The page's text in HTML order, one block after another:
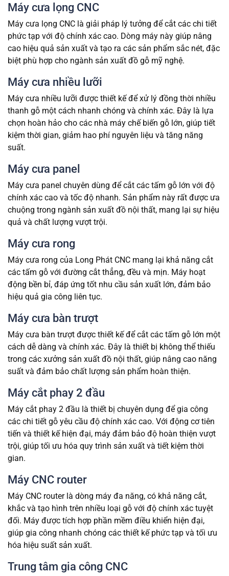
Máy cưa lọng CNC
Máy cưa lọng CNC là giải pháp lý tưởng để cắt các chi tiết
phức tạp với độ chính xác cao. Dòng máy này giúp nâng
cao hiệu quả sản xuất và tạo ra các sản phẩm sắc nét, đặc
biệt phù hợp cho ngành sản xuất đồ gỗ mỹ nghệ.
Máy cưa nhiều lưỡi
Máy cưa nhiều lưỡi được thiết kế để xử lý đồng thời nhiều
thanh gỗ một cách nhanh chóng và chính xác. Đây là lựa
chọn hoàn hảo cho các nhà máy chế biến gỗ lớn, giúp tiết
kiệm thời gian, giảm hao phí nguyên liệu và tăng năng
suất.
Máy cưa panel
Máy cưa panel chuyên dùng để cắt các tấm gỗ lớn với độ
chính xác cao và tốc độ nhanh. Sản phẩm này rất được ưa
chuộng trong ngành sản xuất đồ nội thất, mang lại sự hiệu
quả và chất lượng vượt trội.
Máy cưa rong
Máy cưa rong của Long Phát CNC mang lại khả năng cắt
các tấm gỗ với đường cắt thẳng, đều và mịn. Máy hoạt
động bền bỉ, đáp ứng tốt nhu cầu sản xuất lớn, đảm bảo
hiệu quả gia công liên tục.
Máy cưa bàn trượt
Máy cưa bàn trượt được thiết kế để cắt các tấm gỗ lớn một
cách dễ dàng và chính xác. Đây là thiết bị không thể thiếu
trong các xưởng sản xuất đồ nội thất, giúp nâng cao năng
suất và đảm bảo chất lượng sản phẩm hoàn thiện.
Máy cắt phay 2 đầu
Máy cắt phay 2 đầu là thiết bị chuyên dụng để gia công
các chi tiết gỗ yêu cầu độ chính xác cao. Với động cơ tiên
tiến và thiết kế hiện đại, máy đảm bảo độ hoàn thiện vượt
trội, giúp tối ưu hóa quy trình sản xuất và tiết kiệm thời
gian.
Máy CNC router
Máy CNC router là dòng máy đa năng, có khả năng cắt,
khắc và tạo hình trên nhiều loại gỗ với độ chính xác tuyệt
đối. Máy được tích hợp phần mềm điều khiển hiện đại,
giúp gia công nhanh chóng các thiết kế phức tạp và tối ưu
hóa hiệu suất sản xuất.
Trung tâm gia công CNC